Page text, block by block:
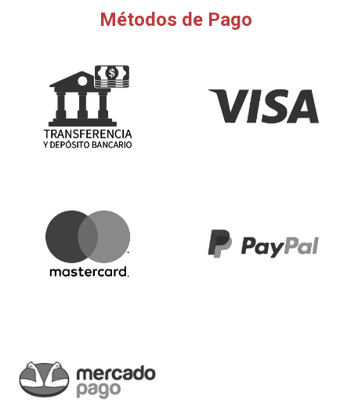
Métodos de Pago